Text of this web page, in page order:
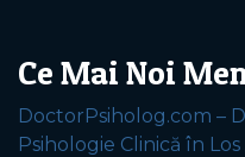
Ce Mai Noi
DoctorPsiholog.com –
Psihologie Clinică în